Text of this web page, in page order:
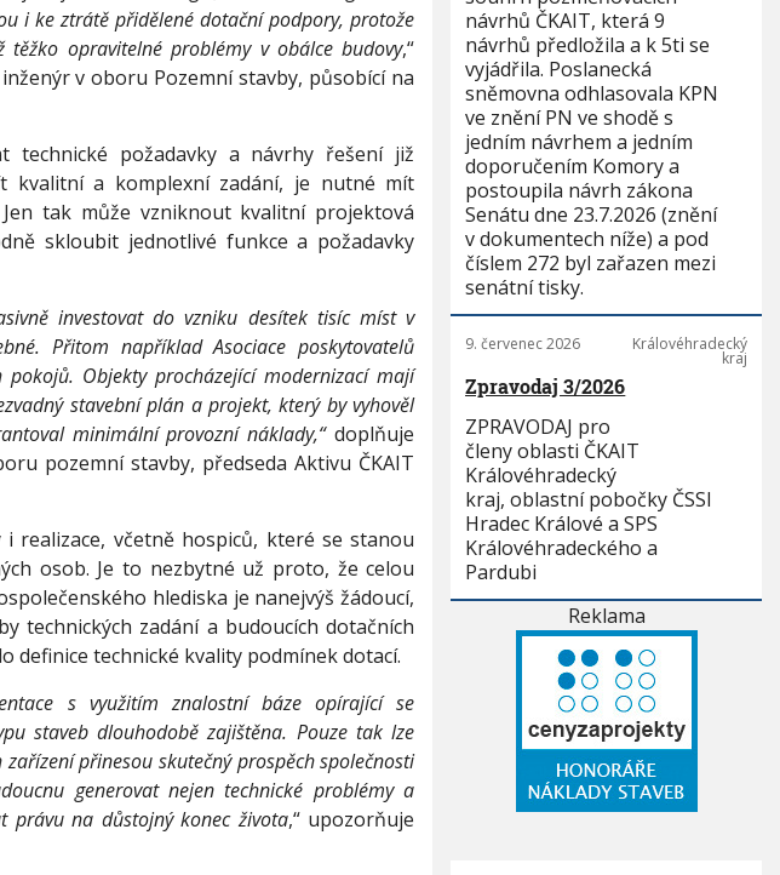
i ke ztrátě přidělené dotační podpory, protože
opravitelné problémy v obálce budovy,“
v oboru Pozemní stavby, působící na
technické požadavky a návrhy řešení již
kvalitní a komplexní zadání, je nutné mít
tak může vzniknout kvalitní projektová
skloubit jednotlivé funkce a požadavky
investovat do vzniku desítek tisíc míst v
Přitom například Asociace poskytovatelů
Objekty procházející modernizací mají
stavební plán a projekt, který by vyhověl
minimální provozní náklady,“doplňuje
pozemní stavby, předseda Aktivu ČKAIT
realizace, včetně hospiců, které se stanou
osob. Je to nezbytné už proto, že celou
hlediska je nanejvýš žádoucí,
technických zadání a budoucích dotačních
definice technické kvality podmínek dotací.
s využitím znalostní báze opírající se
staveb dlouhodobě zajištěna. Pouze tak lze
přinesou skutečný prospěch společnosti
generovat nejen technické problémy a
právu na důstojný konec života,“ upozorňuje
návrhů ČKAIT, která 9
návrhů předložila a k 5ti se
vyjádřila. Poslanecká
sněmovna odhlasovala KPN
ve znění PN ve shodě s
jedním návrhem a jedním
doporučením Komory a
postoupila návrh zákona
Senátu dne 23.7.2026 (znění
v dokumentech níže) a pod
číslem 272 byl zařazen mezi
senátní tisky.
9. červenec 2026 Královéhradecký
kraj
Zpravodaj 3/2026
ZPRAVODAJ pro
členy oblasti ČKAIT
Královéhradecký
kraj, oblastní pobočky ČSSI
Hradec Králové a SPS
Královéhradeckého a
Pardubi
Reklama